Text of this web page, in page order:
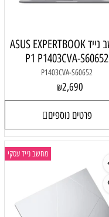
מחשב נייד ASUS EXPERTBOOK
P1 P1403CVA-S60652
P1403CVA-S60652
₪2,690
פרטים נוספים
מחשב נייד עסקי